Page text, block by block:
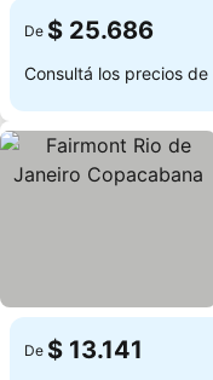
De $ 25.686
Consultá los precios de
De $ 13.141